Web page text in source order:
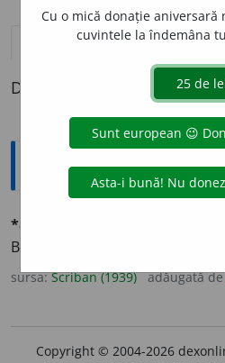
definiții (1) pronunțievolume_up (3)
Definiția cu ID-ul 561867:
Explicative DEX
*afábil, -ă
Blînd, bine-voitor, prietenos.
sursa:Scriban (1939) adăugată
Copyright © 2004-2026
Cu o mică donație aniversară
cuvintele la îndemâna